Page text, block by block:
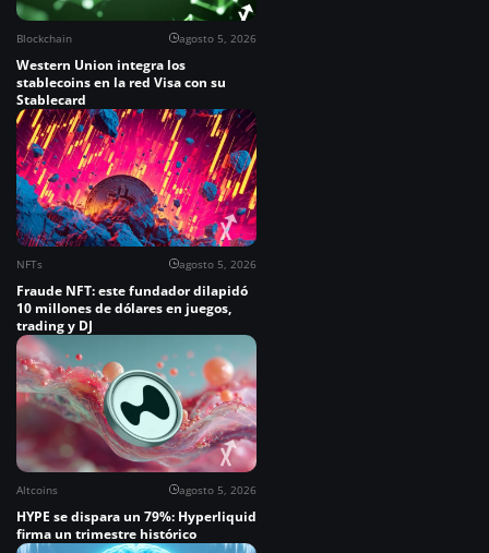
Blockchain agosto 5, 2026
Western Union integra los
stablecoins en la red Visa con su
Stablecard
NFTs agosto 5, 2026
Fraude NFT: este fundador dilapidó
10 millones de dólares en juegos,
trading y DJ
Altcoins agosto 5, 2026
HYPE se dispara un 79%: Hyperliquid
firma un trimestre histórico